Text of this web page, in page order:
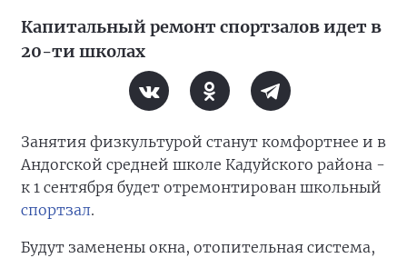
Капитальный ремонт спортзалов идет в
20-ти школах
Занятия физкультурой станут комфортнее и в
Андогской средней школе Кадуйского района -
к 1 сентября будет отремонтирован школьный
спортзал.
Будут заменены окна, отопительная система,